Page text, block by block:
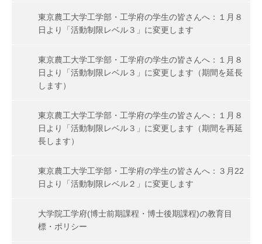
東京農工大学工学部・工学府の学生の皆さんへ：１月８
日より「活動制限レベル３」に変更します
東京農工大学工学部・工学府の学生の皆さんへ：１月８
日より「活動制限レベル３」に変更します（期間を延長
します）
東京農工大学工学部・工学府の学生の皆さんへ：１月８
日より「活動制限レベル３」に変更します（期間を再延
長します）
東京農工大学工学部・工学府の学生の皆さんへ：３月22
日より「活動制限レベル２」に変更します
大学院工学府(博士前期課程・博士後期課程)の教育目
標・ポリシー